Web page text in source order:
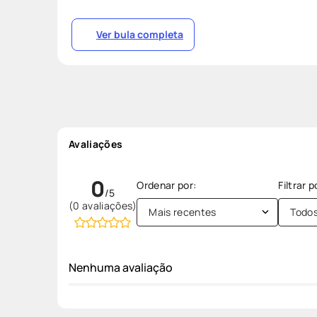
Ver bula completa
Avaliações
0
(0 avaliações) Mais recentes
Nenhuma avaliação